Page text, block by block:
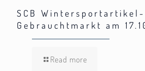
SCB Wintersportartikel-
Gebrauchtmarkt am
Read more